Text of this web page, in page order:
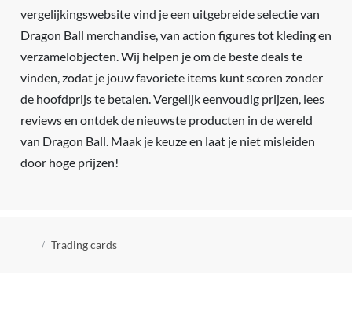
vergelijkingswebsite vind je een uitgebreide selectie van
Dragon Ball merchandise, van action figures tot kleding en
verzamelobjecten. Wij helpen je om de beste deals te
vinden, zodat je jouw favoriete items kunt scoren zonder
de hoofdprijs te betalen. Vergelijk eenvoudig prijzen, lees
reviews en ontdek de nieuwste producten in de wereld
van Dragon Ball. Maak je keuze en laat je niet misleiden
door hoge prijzen!
Kruimelpad
Trading cards